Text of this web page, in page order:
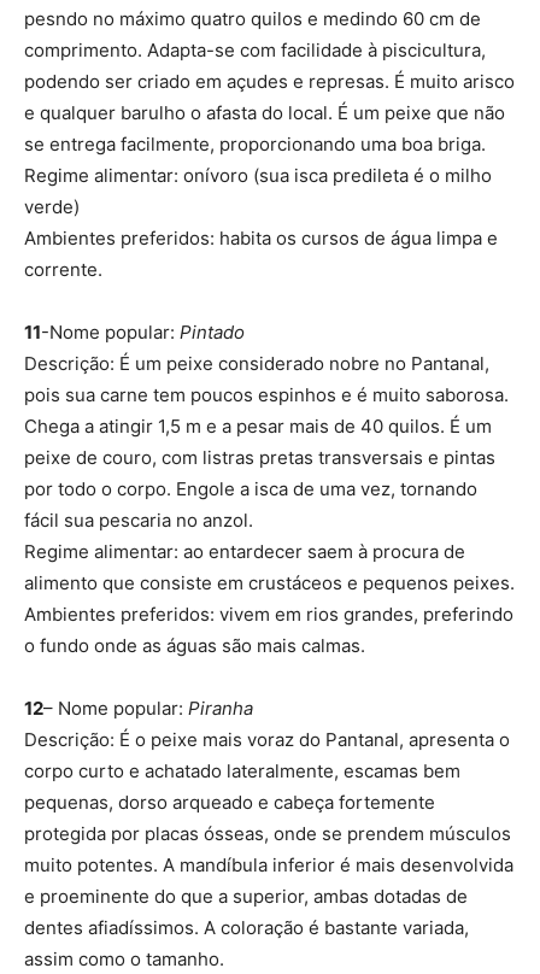
pesndo no máximo quatro quilos e medindo 60 cm de
comprimento. Adapta-se com facilidade à piscicultura,
podendo ser criado em açudes e represas. É muito arisco
e qualquer barulho o afasta do local. É um peixe que não
se entrega facilmente, proporcionando uma boa briga.
Regime alimentar: onívoro (sua isca predileta é o milho
verde)
Ambientes preferidos: habita os cursos de água limpa e
corrente.
11-Nome popular: Pintado
Descrição: É um peixe considerado nobre no Pantanal,
pois sua carne tem poucos espinhos e é muito saborosa.
Chega a atingir 1,5 m e a pesar mais de 40 quilos. É um
peixe de couro, com listras pretas transversais e pintas
por todo o corpo. Engole a isca de uma vez, tornando
fácil sua pescaria no anzol.
Regime alimentar: ao entardecer saem à procura de
alimento que consiste em crustáceos e pequenos peixes.
Ambientes preferidos: vivem em rios grandes, preferindo
o fundo onde as águas são mais calmas.
12– Nome popular: Piranha
Descrição: É o peixe mais voraz do Pantanal, apresenta o
corpo curto e achatado lateralmente, escamas bem
pequenas, dorso arqueado e cabeça fortemente
protegida por placas ósseas, onde se prendem músculos
muito potentes. A mandíbula inferior é mais desenvolvida
e proeminente do que a superior, ambas dotadas de
dentes afiadíssimos. A coloração é bastante variada,
assim como o tamanho.